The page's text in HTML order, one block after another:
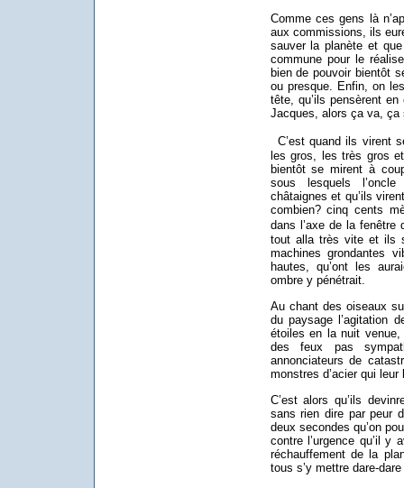
Comme ces gens là
aux commissions, ils
sauver la planète et
commune pour le
bien de pouvoir bientôt
ou presque. Enfin, on
tête, qu’ils pensèrent
Jacques, alors ça va, ça
C’est quand ils virent
les gros, les très gros
bientôt se mirent à
sous lesquels
châtaignes et qu’ils
combien? cinq cents
dans l’axe de la fenêtre
tout alla très vite et ils
machines grondantes
hautes, qu’ont les
ombre y pénétrait.
Au chant des oiseaux
du paysage l’agitation
étoiles en la nuit
des feux pas
annonciateurs de
monstres d’acier qui leur
C’est alors qu’ils
sans rien dire par peur
deux secondes qu’on
contre l’urgence qu’il
réchauffement de la
tous s’y mettre dare-